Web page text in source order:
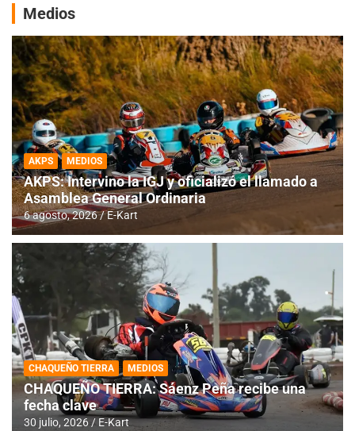
Medios
AKPS MEDIOS
AKPS: Intervino la IGJ y oficializó el llamado a
Asamblea General Ordinaria
6 agosto, 2026 E-Kart
CHAQUEÑO TIERRA MEDIOS
CHAQUEÑO TIERRA: Sáenz Peña recibe una
fecha clave
30 julio, 2026 E-Kart